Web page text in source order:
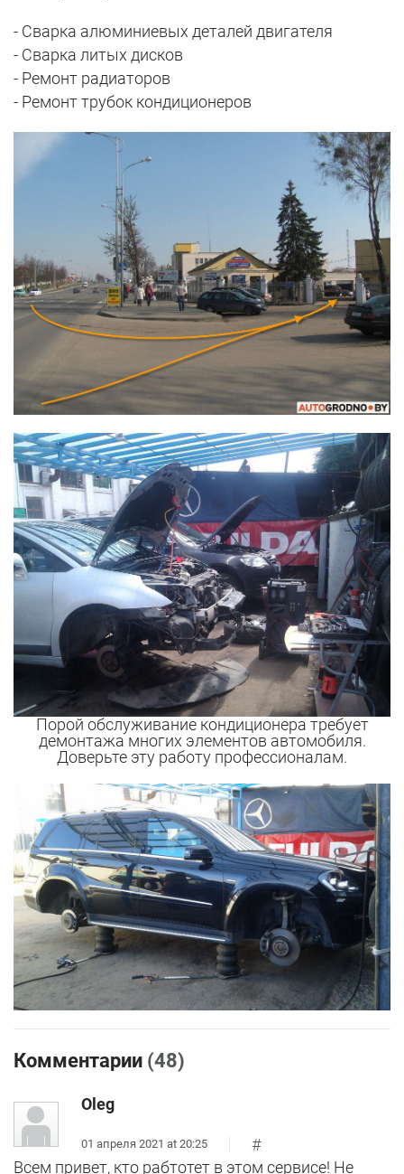
- Сварка алюминиевых деталей двигателя
- Сварка литых дисков
- Ремонт радиаторов
- Ремонт трубок кондиционеров
Порой обслуживание кондиционера требует
демонтажа многих элементов автомобиля.
Доверьте эту работу профессионалам.
Комментарии (48)
Oleg
01 апреля 2021 at 20:25
#
Всем привет, кто рабтотет в этом сервисе! Не